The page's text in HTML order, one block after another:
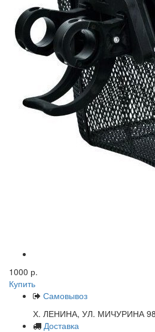
1000 р.
Купить
Самовывоз
Х. ЛЕНИНА, УЛ. МИЧУРИНА 98
Доставка